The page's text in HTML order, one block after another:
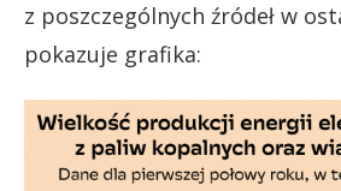
z poszczególnych źródeł w
pokazuje grafika: